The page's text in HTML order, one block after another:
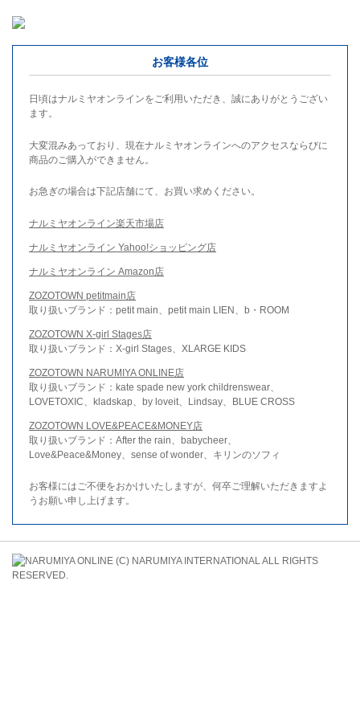
お客様各位
日頃はナルミヤオンラインをご利用いただき、誠にありがとうござい
ます。
大変混みあっており、現在ナルミヤオンラインへのアクセスならびに
商品のご購入ができません。
お急ぎの場合は下記店舗にて、お買い求めください。
ナルミヤオンライン楽天市場店
ナルミヤオンライン Yahoo!ショッピング店
ナルミヤオンライン Amazon店
ZOZOTOWN petitmain店
取り扱いブランド：petit main、petit main LIEN、b・ROOM
ZOZOTOWN X-girl Stages店
取り扱いブランド：X-girl Stages、XLARGE KIDS
ZOZOTOWN NARUMIYA ONLINE店
取り扱いブランド：kate spade new york childrenswear、
LOVETOXIC、kladskap、by loveit、Lindsay、BLUE CROSS
ZOZOTOWN LOVE&PEACE&MONEY店
取り扱いブランド：After the rain、babycheer、
Love&Peace&Money、sense of wonder、キリンのソフィ
お客様にはご不便をおかけいたしますが、何卒ご理解いただきますよ
うお願い申し上げます。